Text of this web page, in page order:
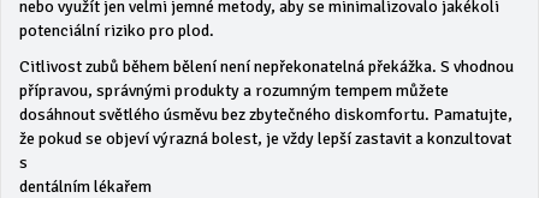
nebo využít jen velmi jemné metody, aby se minimalizovalo jakékoli
potenciální riziko pro plod.
Citlivost zubů během bělení není nepřekonatelná překážka. S vhodnou
přípravou, správnými produkty a rozumným tempem můžete
dosáhnout světlého úsměvu bez zbytečného diskomfortu. Pamatujte,
že pokud se objeví výrazná bolest, je vždy lepší zastavit a konzultovat
s
dentálním lékařem